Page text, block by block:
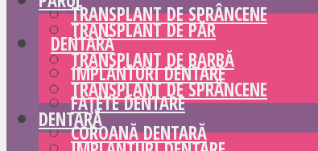
TRANSPLANT DE SPRÂNCENE
DENTARĂ
IMPLANTURI DENTARE
FAȚETE DENTARE
COROANĂ DENTARĂ
TRANSPLANT DE PĂR
TRANSPLANT DE BARBĂ
TRANSPLANT DE SPRÂNCENE
DENTARĂ